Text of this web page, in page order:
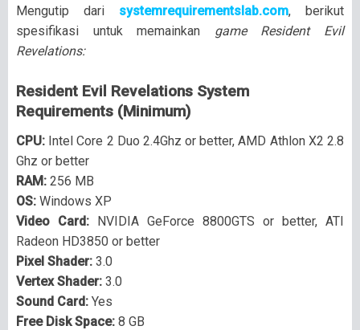
Mengutip dari systemrequirementslab.com, berikut
spesifikasi untuk memainkan game Resident Evil
Revelations:
Resident Evil Revelations System
Requirements (Minimum)
CPU: Intel Core 2 Duo 2.4Ghz or better, AMD Athlon X2 2.8
Ghz or better
RAM: 256 MB
OS: Windows XP
Video Card: NVIDIA GeForce 8800GTS or better, ATI
Radeon HD3850 or better
Pixel Shader: 3.0
Vertex Shader: 3.0
Sound Card: Yes
Free Disk Space: 8 GB